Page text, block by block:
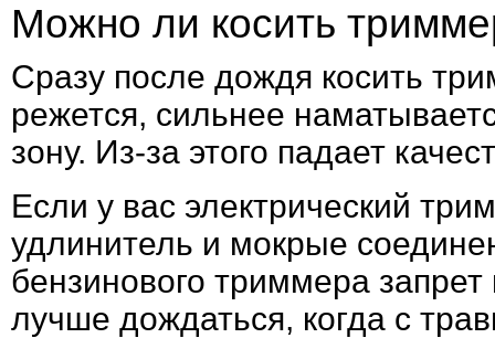
Можно ли косить
Сразу после дождя косить
режется, сильнее
зону. Из-за этого падает
Если у вас электрический
удлинитель и мокрые
бензинового триммера
лучше дождаться, когда с